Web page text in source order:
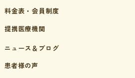
料金表・会員制度
提携医療機関
ニュース＆ブログ
患者様の声